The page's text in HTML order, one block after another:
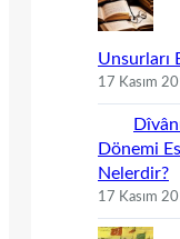
Unsurları
17 Kasım
Dönemi
Nelerdir?
17 Kasım